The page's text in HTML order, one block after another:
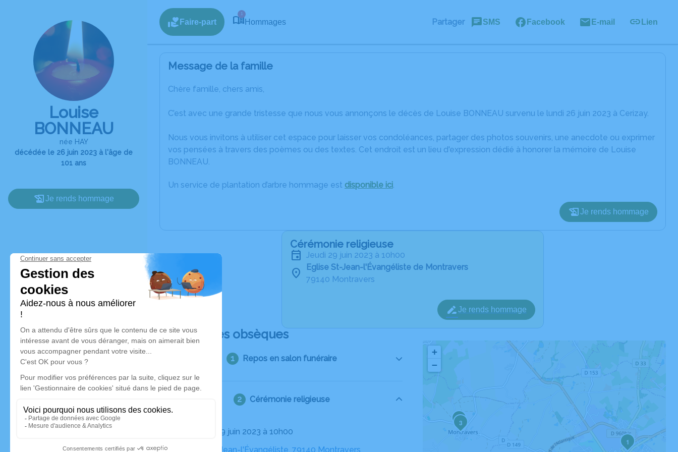
Louise
BONNEAU
née HAY
décédée le 26 juin 2023 à l'âge de
101 ans
Je rends hommage
Faire-part
1
Hommages Partager SMS Facebook E-mail Lien
Message de la famille
Chère famille, chers amis,
C’est avec une grande tristesse que nous vous annonçons le décès de Louise BONNEAU survenu le lundi 26 juin 2023 à Cerizay.
Nous vous invitons à utiliser cet espace pour laisser vos condoléances, partager des photos souvenirs, une anecdote ou exprimer
vos pensées à travers des poèmes ou des textes. Cet endroit est un lieu d'expression dédié à honorer la mémoire de Louise
BONNEAU.
Un service de plantation d’arbre hommage est disponible ici.
Je rends hommage
Cérémonie religieuse
jeudi 29 juin 2023 à 10h00
Eglise St-Jean-l'Évangéliste de Montravers
79140 Montravers
Je rends hommage
Déroulé des obsèques
Repos en salon funéraire
Cérémonie religieuse
Le jeudi 29 juin 2023 à 10h00
Eglise St-Jean-l'Évangéliste, 79140 Montravers
1
23
+
−